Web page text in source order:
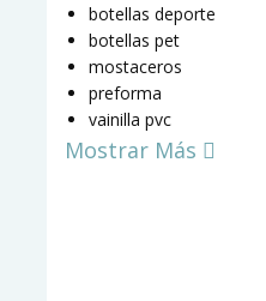
botellas deporte
botellas pet
mostaceros
preforma
vainilla pvc
Mostrar Más